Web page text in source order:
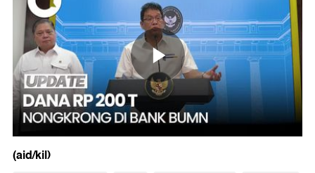
(aid/kil)